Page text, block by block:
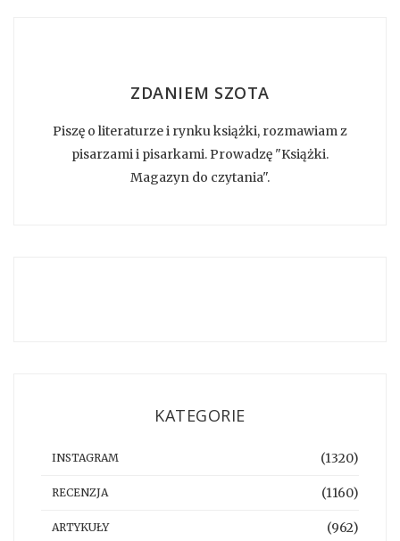
ZDANIEM SZOTA
Piszę o literaturze i rynku książki, rozmawiam z
pisarzami i pisarkami. Prowadzę "Książki.
Magazyn do czytania".
KATEGORIE
INSTAGRAM (1320)
RECENZJA (1160)
ARTYKUŁY (962)